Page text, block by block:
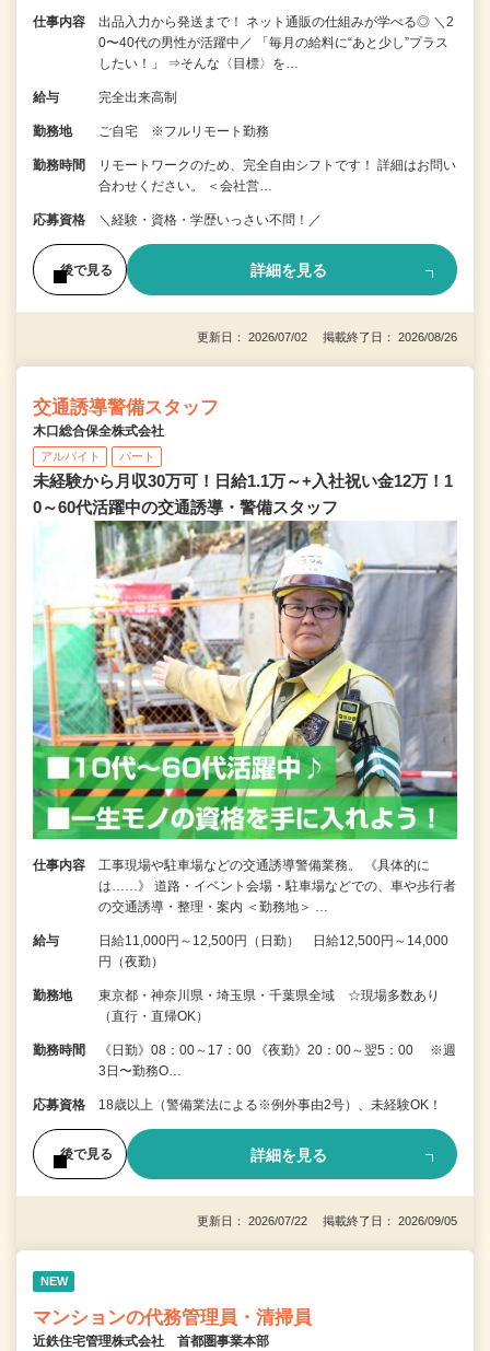
仕事内容
出品入力から発送まで！ ネット通販の仕組みが学べる◎ ＼2
0〜40代の男性が活躍中／ 「毎月の給料に“あと少し”プラス
したい！」 ⇒そんな〈目標〉を…
給与 完全出来高制
勤務地 ご自宅 ※フルリモート勤務
勤務時間
リモートワークのため、完全自由シフトです！ 詳細はお問い
合わせください。 ＜会社営…
応募資格 ＼経験・資格・学歴いっさい不問！／
後で見る 詳細を見る
更新日： 2026/07/02 掲載終了日： 2026/08/26
交通誘導警備スタッフ
木口総合保全株式会社
アルバイト パート
未経験から月収30万可！日給1.1万～+入社祝い金12万！1
0～60代活躍中の交通誘導・警備スタッフ
仕事内容
工事現場や駐車場などの交通誘導警備業務。 《具体的に
は……》 道路・イベント会場・駐車場などでの、車や歩行者
の交通誘導・整理・案内 ＜勤務地＞ …
給与
日給11,000円～12,500円（日勤） 日給12,500円～14,000
円（夜勤）
勤務地
東京都・神奈川県・埼玉県・千葉県全域 ☆現場多数あり
（直行・直帰OK）
勤務時間
《日勤》08：00～17：00 《夜勤》20：00～翌5：00 ※週
3日〜勤務O…
応募資格 18歳以上（警備業法による※例外事由2号）、未経験OK！
後で見る 詳細を見る
更新日： 2026/07/22 掲載終了日： 2026/09/05
NEW
マンションの代務管理員・清掃員
近鉄住宅管理株式会社 首都圏事業本部